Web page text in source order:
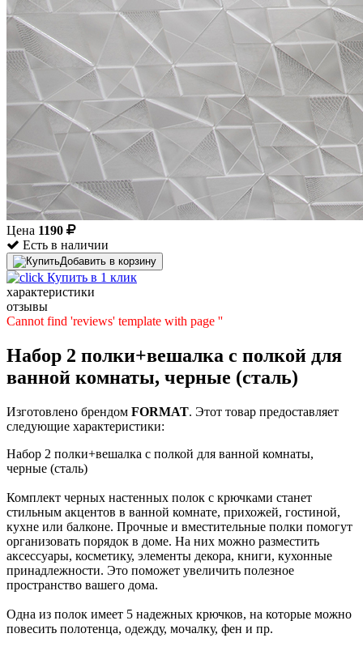
Цена 1190
Есть в наличии
Добавить в корзину
Купить в 1 клик
характеристики
отзывы
Cannot find 'reviews' template with page ''
Набор 2 полки+вешалка с полкой для
ванной комнаты, черные (сталь)
Изготовлено брендом FORMAT. Этот товар предоставляет
следующие характеристики:
Набор 2 полки+вешалка с полкой для ванной комнаты,
черные (сталь)
Комплект черных настенных полок с крючками станет
стильным акцентов в ванной комнате, прихожей, гостиной,
кухне или балконе. Прочные и вместительные полки помогут
организовать порядок в доме. На них можно разместить
аксессуары, косметику, элементы декора, книги, кухонные
принадлежности. Это поможет увеличить полезное
пространство вашего дома.
Одна из полок имеет 5 надежных крючков, на которые можно
повесить полотенца, одежду, мочалку, фен и пр.